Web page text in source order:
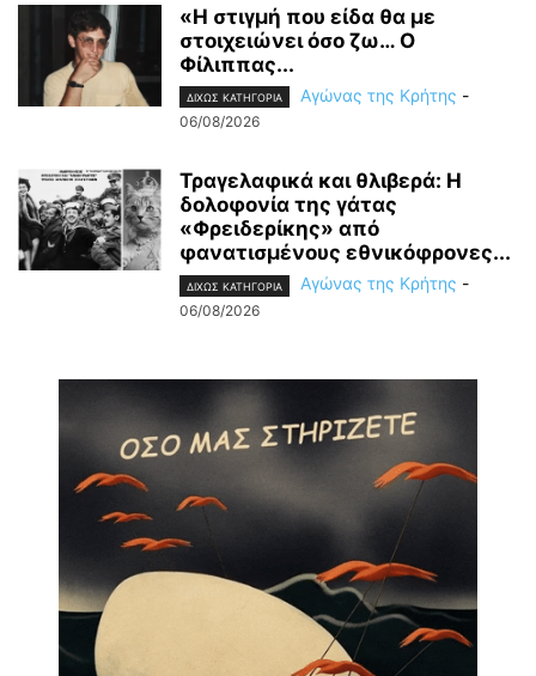
«Η στιγμή που είδα θα με
στοιχειώνει όσο ζω… Ο
Φίλιππας...
ΔΙΧΩΣ ΚΑΤΗΓΟΡΙΑ Αγώνας της Κρήτης -
06/08/2026
Τραγελαφικά και θλιβερά: Η
δολοφονία της γάτας
«Φρειδερίκης» από
φανατισμένους εθνικόφρονες...
ΔΙΧΩΣ ΚΑΤΗΓΟΡΙΑ Αγώνας της Κρήτης -
06/08/2026